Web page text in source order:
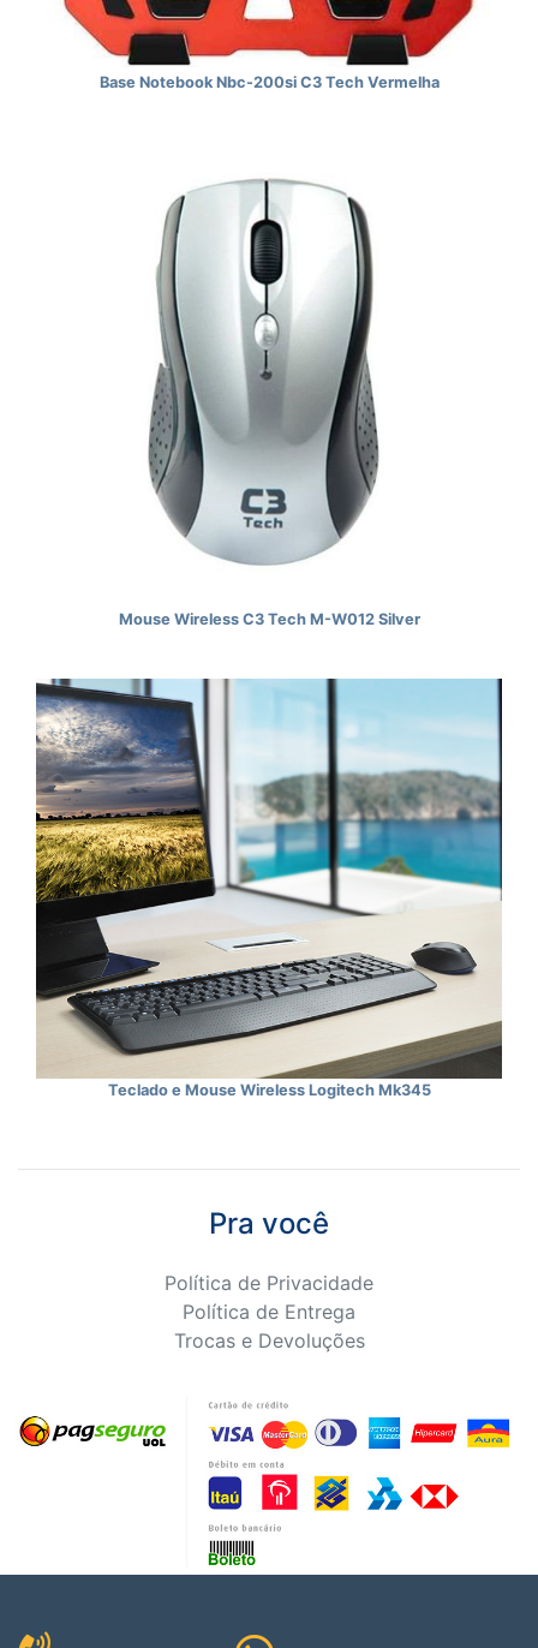
Base Notebook Nbc-200si C3 Tech Vermelha
Mouse Wireless C3 Tech M-W012 Silver
Teclado e Mouse Wireless Logitech Mk345
Pra você
Política de Privacidade
Política de Entrega
Trocas e Devoluções